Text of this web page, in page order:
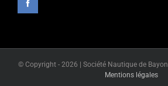
© Copyright - 2026 | Société Nautique de
Mentions légales